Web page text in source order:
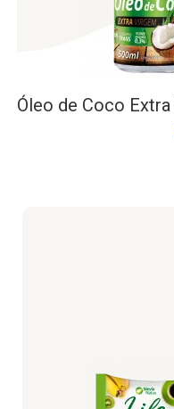
Óleo de Coco Extra